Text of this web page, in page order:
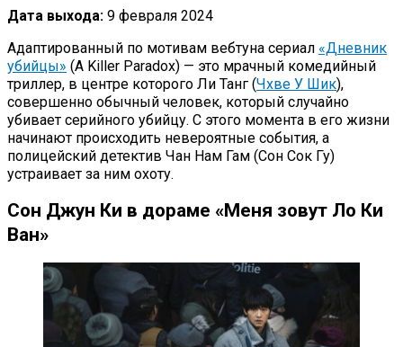
Дата выхода: 9 февраля 2024
Адаптированный по мотивам вебтуна сериал «Дневник
убийцы» (A Killer Paradox) — это мрачный комедийный
триллер, в центре которого Ли Танг (Чхве У Шик),
совершенно обычный человек, который случайно
убивает серийного убийцу. С этого момента в его жизни
начинают происходить невероятные события, а
полицейский детектив Чан Нам Гам (Сон Сок Гу)
устраивает за ним охоту.
Сон Джун Ки в дораме «Меня зовут Ло Ки
Ван»